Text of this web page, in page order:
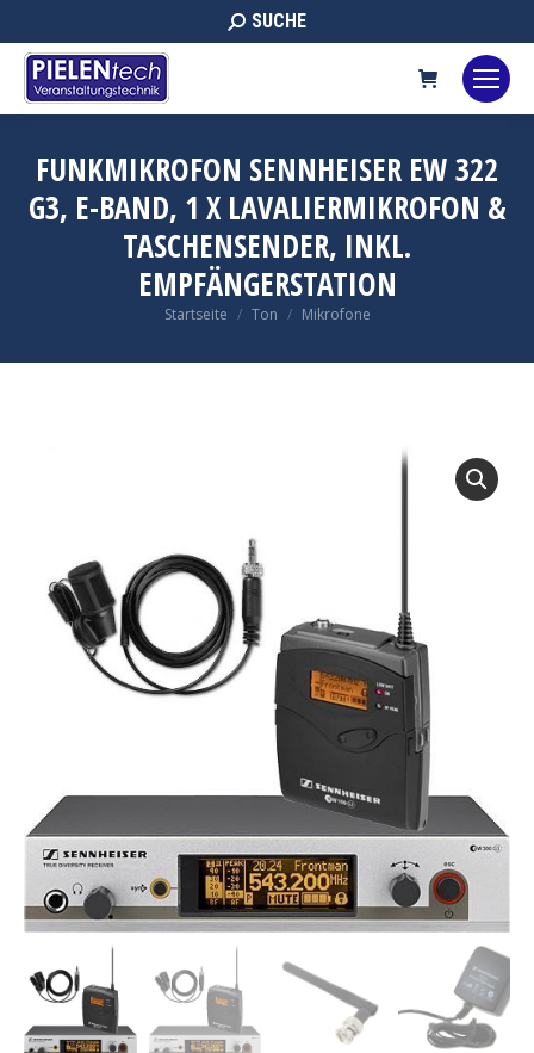
Search:
SUCHE
FUNKMIKROFON SENNHEISER EW 322
G3, E-BAND, 1 X LAVALIERMIKROFON &
TASCHENSENDER, INKL.
EMPFÄNGERSTATION
Sie befinden sich hier:
Startseite Ton Mikrofone